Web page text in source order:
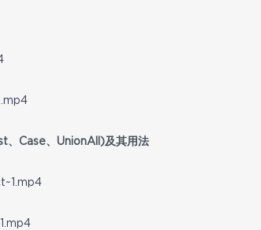
、Case、UnionAll)及其用法